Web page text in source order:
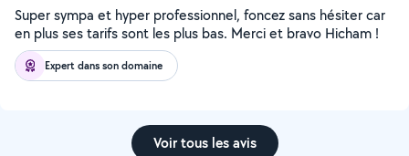
Super sympa et hyper professionnel, foncez sans hésiter car
en plus ses tarifs sont les plus bas. Merci et bravo Hicham !
Expert dans son domaine
Voir tous les avis